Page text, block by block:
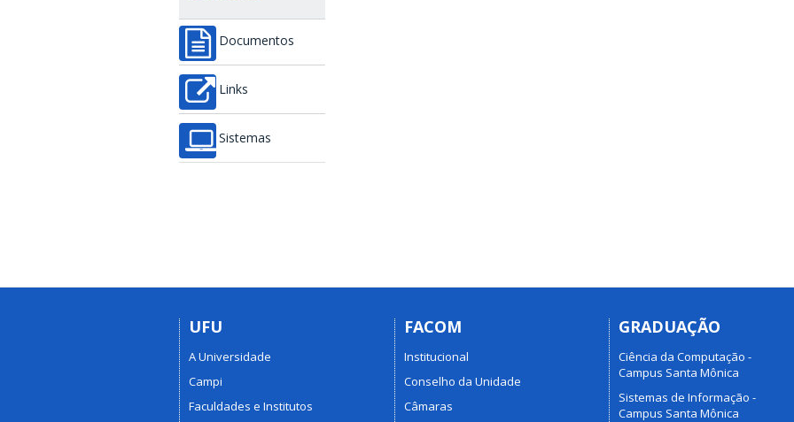
Documentos
Links
Sistemas
UFU
A Universidade
Campi
Faculdades e Institutos
FACOM
Institucional
Conselho da Unidade
Câmaras
GRADUAÇÃO
Ciência da Computação -
Campus Santa Mônica
Sistemas de Informação -
Campus Santa Mônica